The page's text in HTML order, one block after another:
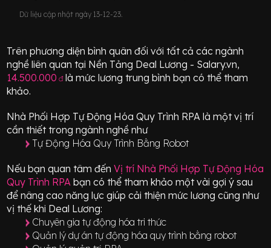
Dữ liệu cập nhật ngày 13-12-23.
Trên phương diện bình quân đối với tất cả các ngành
nghề liên quan tại Nền Tảng Deal Lương - Salary.vn,
14.500.000 đlà mức lương trung bình bạn có thể tham
khảo.
Nhà Phối Hợp Tự Động Hóa Quy Trình RPA là một vị trí
cần thiết trong ngành nghề như
Tự Động Hóa Quy Trình Bằng Robot
Nếu bạn quan tâm đến Vị trí Nhà Phối Hợp Tự Động Hóa
Quy Trình RPA bạn có thể tham khảo một vài gợi ý sau
để nâng cao năng lực giúp cải thiện mức lương cũng như
vị thế khi Deal Lương:
Chuyên gia tự động hóa tri thức
Quản lý dự án tự động hóa quy trình bằng robot